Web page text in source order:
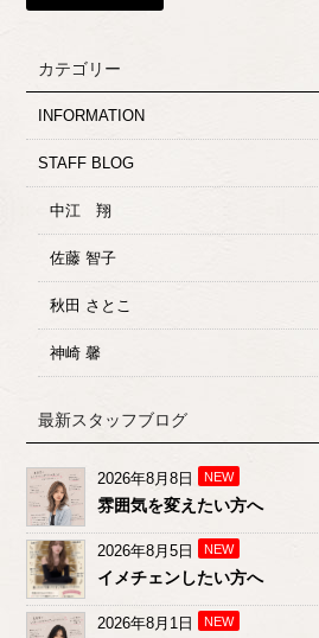
カテゴリー
INFORMATION
STAFF BLOG
中江 翔
佐藤 智子
秋田 さとこ
神崎 馨
最新スタッフブログ
2026年8月8日 NEW
雰囲気を変えたい方へ
2026年8月5日 NEW
イメチェンしたい方へ
2026年8月1日 NEW